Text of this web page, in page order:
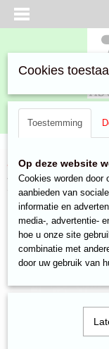
Inloggen
Home >Aanbiedingen
step blauw met grote
Cookies
Toestemming
Op deze website
Cookies worden door
aanbieden van
informatie en
media-, advertentie-
hoe u onze site
combinatie met
door uw gebruik van